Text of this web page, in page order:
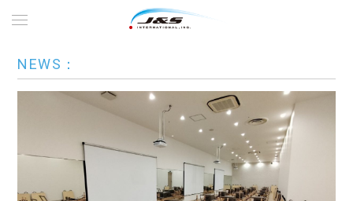
NEWS：